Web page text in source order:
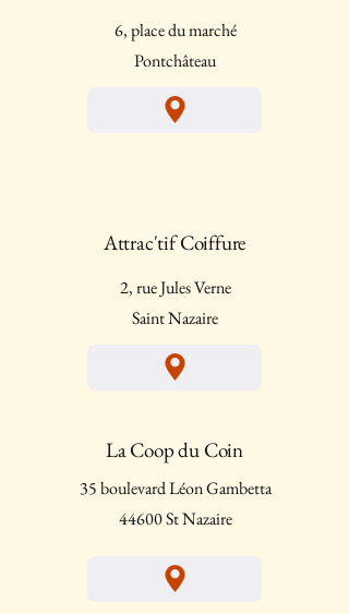
6, place du marché
Pontchâteau
Attrac'tif Coiffure
2, rue Jules Verne
Saint Nazaire
La Coop du Coin
35 boulevard Léon Gambetta
44600 St Nazaire